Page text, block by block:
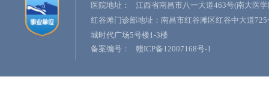
医院地址：
江西省南昌市八一大道463号(南大医
红谷滩门诊部地址：南昌市红谷滩区红谷中大道725
城时代广场5号楼1-3楼
备案编号：
赣ICP备12007168号-1